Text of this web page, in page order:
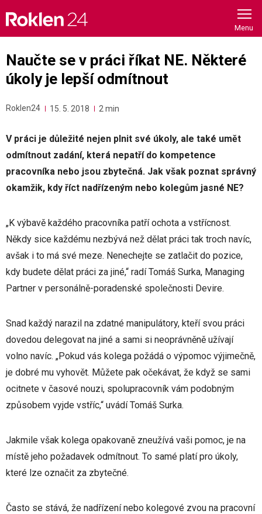
content
Naučte se v práci říkat NE. Některé
úkoly je lepší odmítnout
Roklen24 15. 5. 2018 2 min
V práci je důležité nejen plnit své úkoly, ale také umět
odmítnout zadání, která nepatří do kompetence
pracovníka nebo jsou zbytečná. Jak však poznat správný
okamžik, kdy říct nadřízeným nebo kolegům jasné NE?
„K výbavě každého pracovníka patří ochota a vstřícnost.
Někdy sice každému nezbývá než dělat práci tak troch navíc,
avšak i to má své meze. Nenechejte se zatlačit do pozice,
kdy budete dělat práci za jiné,“ radí Tomáš Surka, Managing
Partner v personálně-poradenské společnosti Devire.
Snad každý narazil na zdatné manipulátory, kteří svou práci
dovedou delegovat na jiné a sami si neoprávněně užívají
volno navíc. „Pokud vás kolega požádá o výpomoc výjimečně,
je dobré mu vyhovět. Můžete pak očekávat, že když se sami
ocitnete v časové nouzi, spolupracovník vám podobným
způsobem vyjde vstříc,“ uvádí Tomáš Surka.
Jakmile však kolega opakovaně zneužívá vaši pomoc, je na
místě jeho požadavek odmítnout. To samé platí pro úkoly,
které lze označit za zbytečné.
Často se stává, že nadřízení nebo kolegové zvou na pracovní